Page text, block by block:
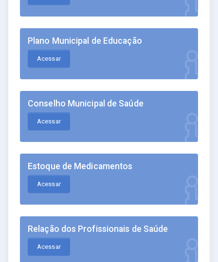
Plano Municipal de Educação
Acessar
Conselho Municipal de Saúde
Acessar
Estoque de Medicamentos
Acessar
Relação dos Profissionais de Saúde
Acessar